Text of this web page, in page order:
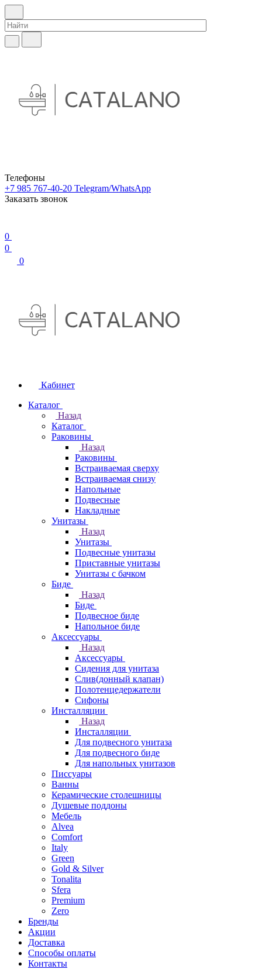
Телефоны
+7 985 767-40-20 Telegram/WhatsApp
Заказать звонок
0
0
0
Кабинет
Каталог
Назад
Каталог
Раковины
Назад
Раковины
Встраиваемая сверху
Встраиваемая снизу
Напольные
Подвесные
Накладные
Унитазы
Назад
Унитазы
Подвесные унитазы
Приставные унитазы
Унитазы с бачком
Биде
Назад
Биде
Подвесное биде
Напольное биде
Аксессуары
Назад
Аксессуары
Сидения для унитаза
Слив(донный клапан)
Полотенцедержатели
Сифоны
Инсталляции
Назад
Инсталляции
Для подвесного унитаза
Для подвесного биде
Для напольных унитазов
Писсуары
Ванны
Керамические столешницы
Душевые поддоны
Мебель
Alvea
Comfort
Italy
Green
Gold & Silver
Tonalita
Sfera
Premium
Zero
Бренды
Акции
Доставка
Способы оплаты
Контакты